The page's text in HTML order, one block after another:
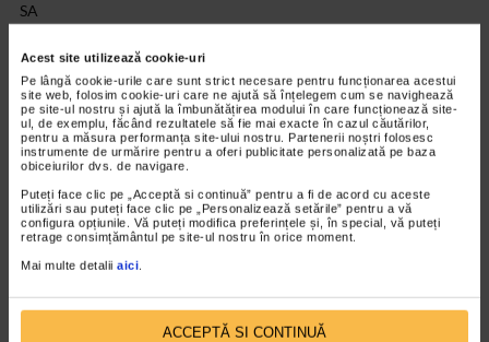
Acest site utilizează cookie-uri
Pe lângă cookie-urile care sunt strict necesare pentru funcționarea acestui
site web, folosim cookie-uri care ne ajută să înțelegem cum se navighează
pe site-ul nostru și ajută la îmbunătățirea modului în care funcționează site-
ul, de exemplu, făcând rezultatele să fie mai exacte în cazul căutărilor,
pentru a măsura performanța site-ului nostru. Partenerii noștri folosesc
instrumente de urmărire pentru a oferi publicitate personalizată pe baza
obiceiurilor dvs. de navigare.
Puteți face clic pe „Acceptă si continuă” pentru a fi de acord cu aceste
utilizări sau puteți face clic pe „Personalizează setările” pentru a vă
configura opțiunile. Vă puteți modifica preferințele și, în special, vă puteți
retrage consimțământul pe site-ul nostru în orice moment.
Mai multe detalii aici
ACCEPTĂ SI CONTINUĂ
SA
Felicitari Catena Racing Team pentru binemeritata distinctie si
pentru exceptionalele performante realizate si in anul
competitional 2017!